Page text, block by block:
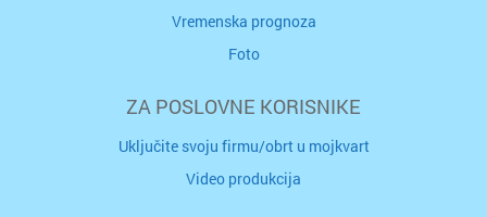
Vremenska prognoza
Foto
ZA POSLOVNE KORISNIKE
Uključite svoju firmu/obrt u mojkvart
Video produkcija